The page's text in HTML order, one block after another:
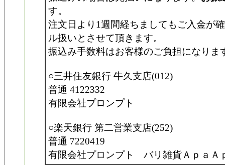
す。
注文日より1週間経ちましてもご入金が
ル扱いとさせて頂きます。
振込み手数料はお客様のご負担になりま
○三井住友銀行 牛久支店(012)
普通 4122332
有限会社プロンプト
○楽天銀行 第二営業支店(252)
普通 7220419
有限会社プロンプト バリ雑貨ＡｐａＡ